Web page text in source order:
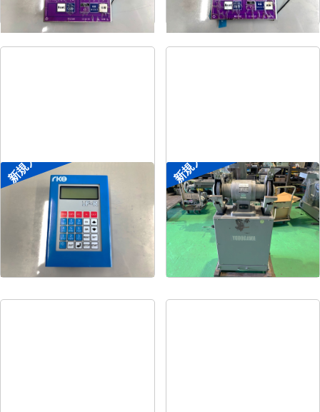
式- 式-
新規入荷
ポータブル入出力装置
メーカー
菱電工機エンジニアリ
ング
IF-R
新規入荷
両頭グラインダー
メーカー 淀川電機
形 FG-255T
式